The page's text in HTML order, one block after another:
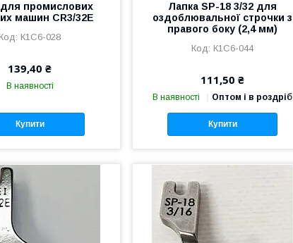
промислових
машин CR3/32E
К1С6-028
139,40 ₴
В наявності
Купити
Лапка SP-18 3/32 для
оздоблювальної строчки з
правого боку (2,4 мм)
К1С6-044
111,50 ₴
В наявності Оптом і в роздріб
Купити